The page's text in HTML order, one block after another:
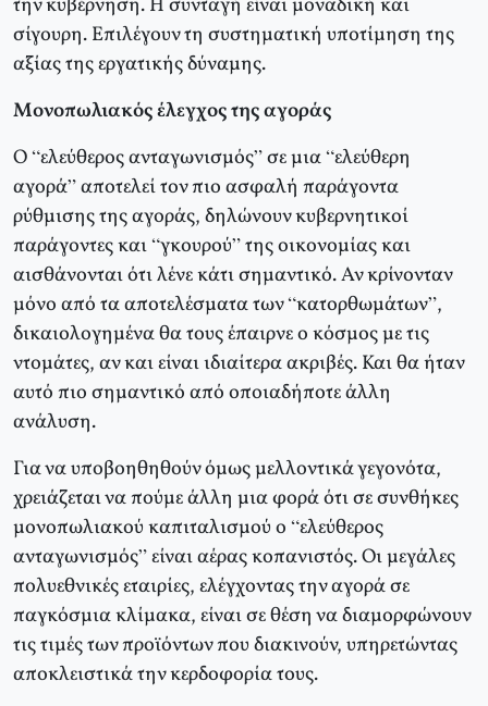
σίγουρη. Επιλέγουν τη συστηματική υποτίμηση της
αξίας της εργατικής δύναμης.
Μονοπωλιακός έλεγχος της αγοράς
Ο “ελεύθερος ανταγωνισμός” σε μια “ελεύθερη
αγορά” αποτελεί τον πιο ασφαλή παράγοντα
ρύθμισης της αγοράς, δηλώνουν κυβερνητικοί
παράγοντες και “γκουρού” της οικονομίας και
αισθάνονται ότι λένε κάτι σημαντικό. Αν κρίνονταν
μόνο από τα αποτελέσματα των “κατορθωμάτων”,
δικαιολογημένα θα τους έπαιρνε ο κόσμος με τις
ντομάτες, αν και είναι ιδιαίτερα ακριβές. Και θα ήταν
αυτό πιο σημαντικό από οποιαδήποτε άλλη
ανάλυση.
Για να υποβοηθηθούν όμως μελλοντικά γεγονότα,
χρειάζεται να πούμε άλλη μια φορά ότι σε συνθήκες
μονοπωλιακού καπιταλισμού ο “ελεύθερος
ανταγωνισμός” είναι αέρας κοπανιστός. Οι μεγάλες
πολυεθνικές εταιρίες, ελέγχοντας την αγορά σε
παγκόσμια κλίμακα, είναι σε θέση να διαμορφώνουν
τις τιμές των προϊόντων που διακινούν, υπηρετώντας
αποκλειστικά την κερδοφορία τους.